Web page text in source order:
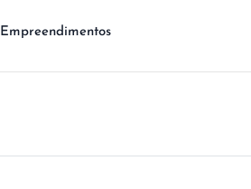
Empreendimentos